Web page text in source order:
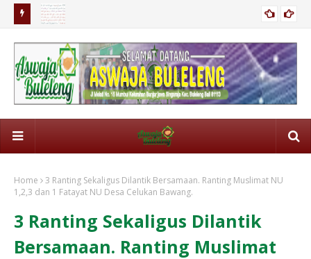
Home
3 Ranting Sekaligus Dilantik Bersamaan. Ranting Muslimat NU
1,2,3 dan 1 Fatayat NU Desa Celukan Bawang.
3 Ranting Sekaligus Dilantik
Bersamaan. Ranting Muslimat